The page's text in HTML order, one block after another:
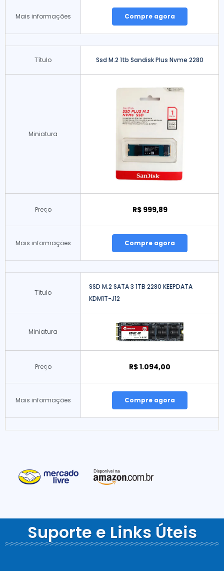
Mais informações Compre agora
Título Ssd M.2 1tb Sandisk Plus Nvme 2280
Miniatura
Preço R$ 999,89
Mais informações Compre agora
Título
SSD M.2 SATA 3 1TB 2280 KEEPDATA
KDM1T-J12
Miniatura
Preço R$ 1.094,00
Mais informações Compre agora
Suporte e Links Úteis